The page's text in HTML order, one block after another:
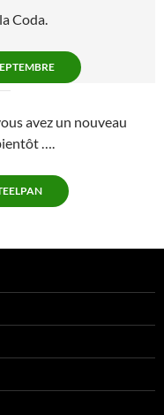
Coda.
avez un nouveau
….